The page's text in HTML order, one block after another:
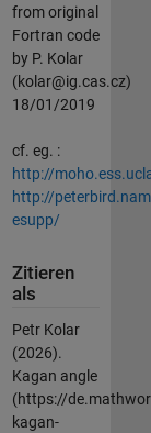
from original
Fortran code
by P. Kolar
(kolar@ig.cas.cz)
18/01/2019
cf. eg. :
http://
http://
esupp/
Zitieren
als
Petr Kolar
(2026).
Kagan angle
(https://
kagan-